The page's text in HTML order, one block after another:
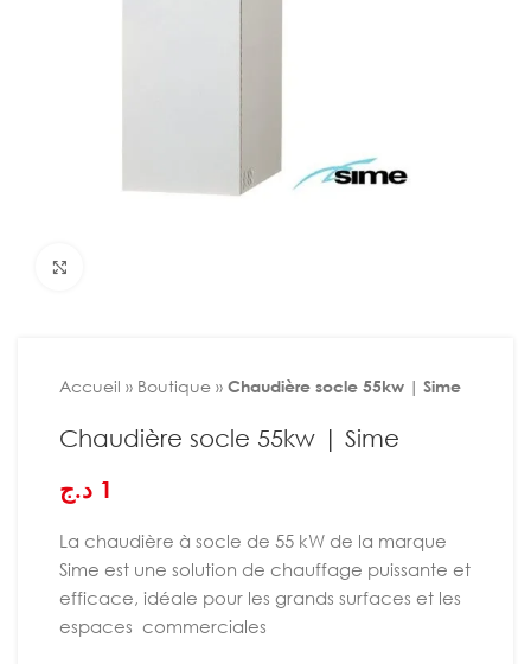
Accueil » Boutique » Chaudière socle 55kw | Sime
Chaudière socle 55kw | Sime
1 د.ج
La chaudière à socle de 55 kW de la marque
Sime est une solution de chauffage puissante et
efficace, idéale pour les grands surfaces et les
espaces commerciales